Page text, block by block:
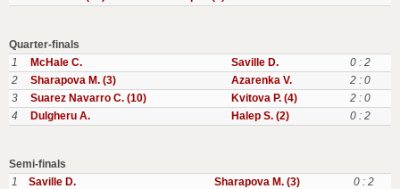
Quarter-finals
1
McHale C. Saville D.
0 : 2
2
Sharapova M. (3) Azarenka V.
2 : 0
3
Suarez Navarro C. (10) Kvitova P. (4)
2 : 0
4
Dulgheru A. Halep S. (2) 0 : 2
Semi-finals
1
Saville D. Sharapova M. (3)
0 : 2